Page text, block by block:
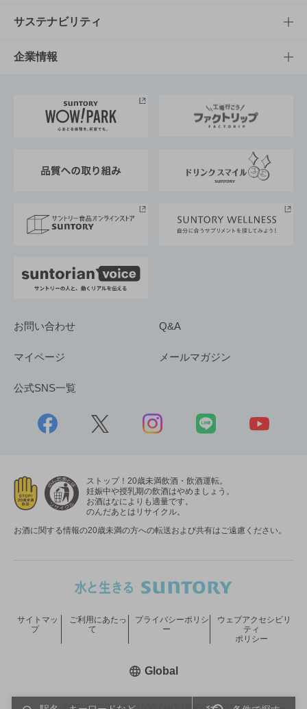
商品発売情報
栄養成分一覧
キャンペーン
工場見学
地域情報
文化・スポーツTOP
サントリーホール
サントリーサンバーズ大阪
サステナビリティ
サステナビリティTOP
サントリーが考えるサステナビリティ経営
企業情報
企業概要
採用情報
お問い合わせ Q&A
マイページ メールマガジン
公式SNS一覧
ストップ！20歳未満飲酒・飲酒運転。
妊娠中や授乳期の飲酒はやめましょう。
お酒はなによりも適量です。
のんだあとはリサイクル。
お酒に関する情報の20歳未満の方への転送および共有はご遠慮ください。
サイトマッ
プ
ご利用にあたっ
て
プライバシーポリシ
ー
ウェブアクセシビリ
ティ
ポリシー
Global新しいウィンドウで開く